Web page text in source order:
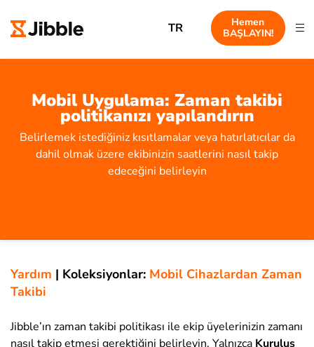
TR
Hemen
BAŞLAYIN!
Mobil Uygulama: Zaman takibi
politikanızı yapılandırın
Belirlemek istediğiniz kısıtlamalar veya hatırlatıcılar da
dahil olmak üzere ekibinizin saatlerini nasıl takip
edeceğini belirleyin
Yardım | Koleksiyonlar: Mobil Cihazlardan Zaman
Takibi
Jibble’ın zaman takibi politikası ile ekip üyelerinizin zamanı
nasıl takip etmesi gerektiğini belirleyin. Yalnızca Kuruluş